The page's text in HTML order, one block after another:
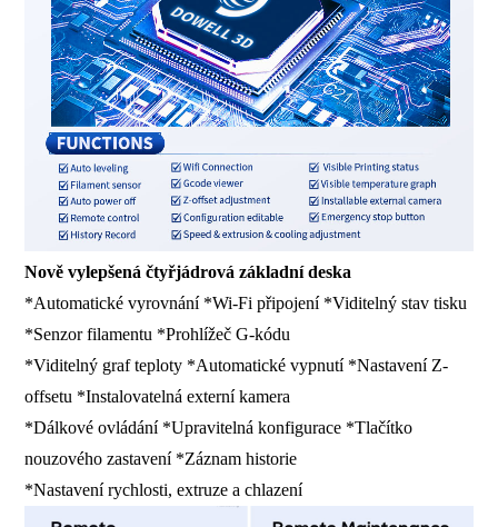
Nově vylepšená čtyřjádrová základní deska
*Automatické vyrovnání *Wi-Fi připojení *Viditelný stav tisku
*Senzor filamentu *Prohlížeč G-kódu
*Viditelný graf teploty *Automatické vypnutí *Nastavení Z-
offsetu *Instalovatelná externí kamera
*Dálkové ovládání *Upravitelná konfigurace *Tlačítko
nouzového zastavení *Záznam historie
*Nastavení rychlosti, extruze a chlazení